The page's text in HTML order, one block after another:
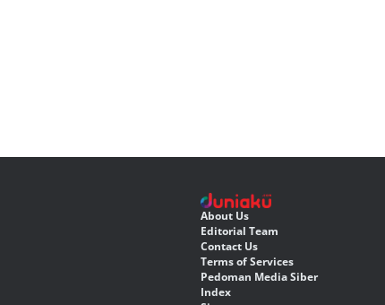
About Us
Editorial Team
Contact Us
Terms of Services
Pedoman Media Siber
Index